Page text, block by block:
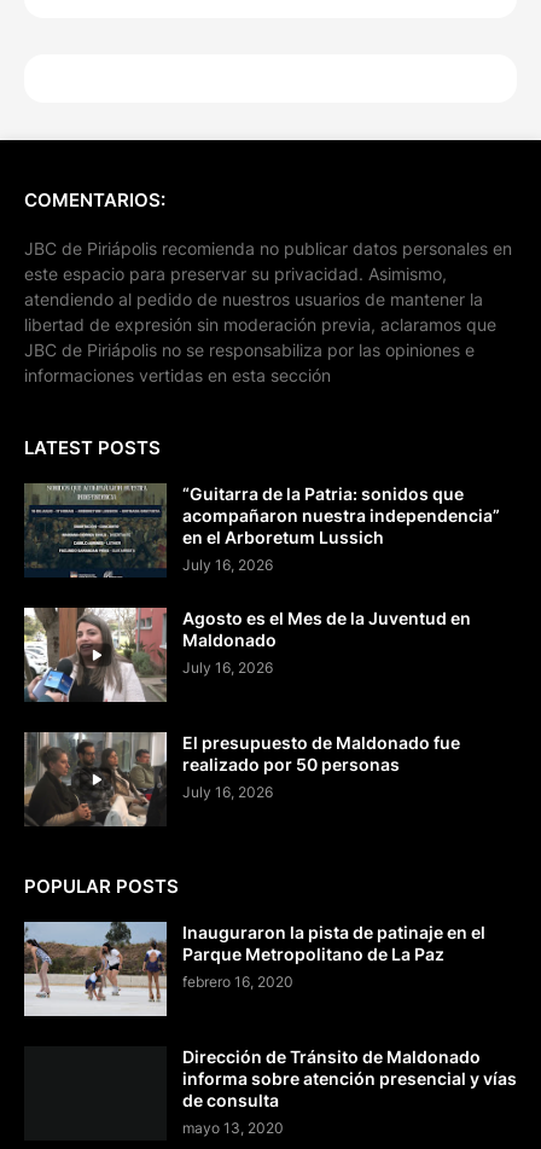
COMENTARIOS:
JBC de Piriápolis recomienda no publicar datos personales en
este espacio para preservar su privacidad. Asimismo,
atendiendo al pedido de nuestros usuarios de mantener la
libertad de expresión sin moderación previa, aclaramos que
JBC de Piriápolis no se responsabiliza por las opiniones e
informaciones vertidas en esta sección
LATEST POSTS
“Guitarra de la Patria: sonidos que
acompañaron nuestra independencia”
en el Arboretum Lussich
July 16, 2026
Agosto es el Mes de la Juventud en
Maldonado
July 16, 2026
El presupuesto de Maldonado fue
realizado por 50 personas
July 16, 2026
POPULAR POSTS
Inauguraron la pista de patinaje en el
Parque Metropolitano de La Paz
febrero 16, 2020
Dirección de Tránsito de Maldonado
informa sobre atención presencial y vías
de consulta
mayo 13, 2020